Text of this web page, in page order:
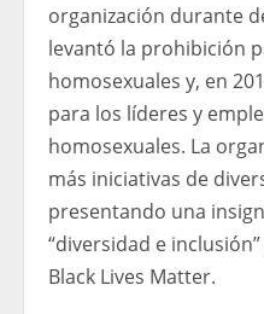
organización durante
levantó la prohibición
homosexuales y, en
para los líderes y
homosexuales. La
más iniciativas de
presentando una
“diversidad e
Black Lives Matter.